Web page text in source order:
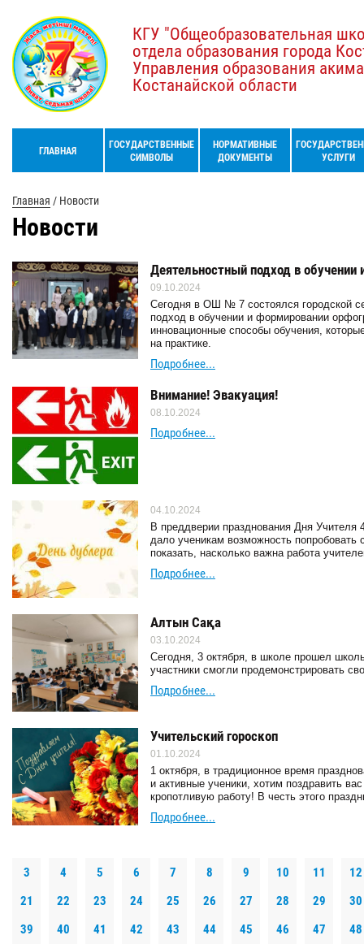
КГУ "Общеобразовательная
отдела образования города
Управления образования
Костанайской области
ГЛАВНАЯ
ГОСУДАРСТВЕННЫЕ
СИМВОЛЫ
НОРМАТИВНЫЕ
ДОКУМЕНТЫ
УСЛУГИ
Главная / Новости
Новости
Деятельностный подход в
09.10.2024
Сегодня в ОШ № 7 состоялся городской
подход в обучении и формировании
инновационные способы обучения,
на практике.
Подробнее...
Внимание! Эвакуация!
08.10.2024
Подробнее...
04.10.2024
В преддверии празднования Дня
дало ученикам возможность
показать, насколько важна работа
Подробнее...
Алтын Сақа
03.10.2024
Сегодня, 3 октября, в школе прошел
участники смогли продемонстрировать
Подробнее...
Учительский гороскоп
01.10.2024
1 октября, в традиционное время
и активные ученики, хотим поздравить
кропотливую работу! В честь этого
Подробнее...
3 4 5 6 7 8 9 10 11
12
21
22 23 24 25 26 27 28 29
30
39
40 41 42 43 44 45 46 47
48